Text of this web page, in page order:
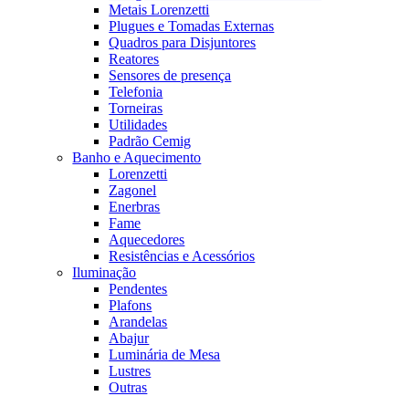
Metais Lorenzetti
Plugues e Tomadas Externas
Quadros para Disjuntores
Reatores
Sensores de presença
Telefonia
Torneiras
Utilidades
Padrão Cemig
Banho e Aquecimento
Lorenzetti
Zagonel
Enerbras
Fame
Aquecedores
Resistências e Acessórios
Iluminação
Pendentes
Plafons
Arandelas
Abajur
Luminária de Mesa
Lustres
Outras